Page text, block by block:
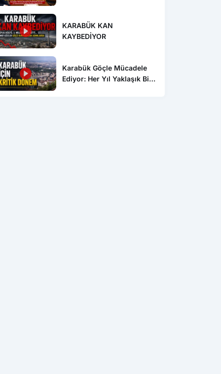
KARABÜK KAN
KAYBEDİYOR
Karabük Göçle Mücadele
Ediyor: Her Yıl Yaklaşık Bin